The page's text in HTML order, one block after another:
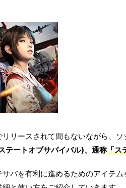
リリースされて間もないながら、
テートオブサバイバル)、通称「ス
サバを有利に進めるためのアイテ